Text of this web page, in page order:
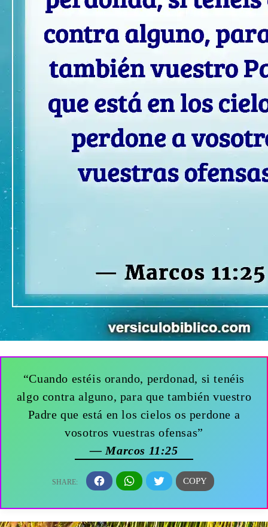
“Cuando estéis orando, perdonad, si tenéis
algo contra alguno, para que también vuestro
Padre que está en los cielos os perdone a
vosotros vuestras ofensas”
— Marcos 11:25